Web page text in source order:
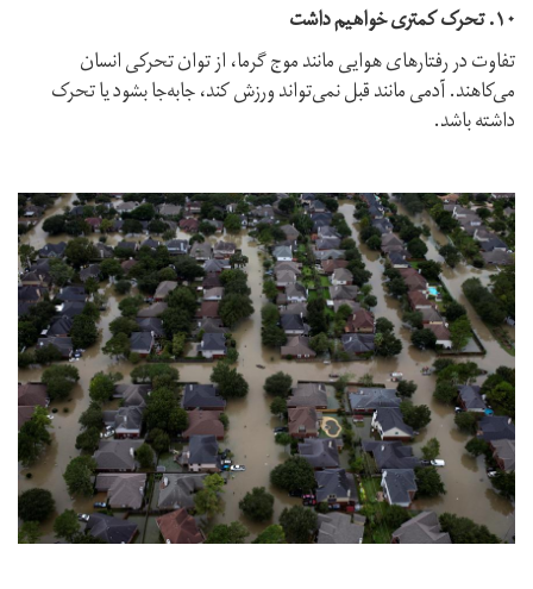
۱۰. تحرک کمتری خواهیم داشت
تفاوت در رفتارهای هوایی مانند موج گرما، از توان تحرکی انسان
می‌کاهند. آدمی مانند قبل نمی‌تواند ورزش کند، جابه‌جا بشود یا تحرک
داشته باشد.